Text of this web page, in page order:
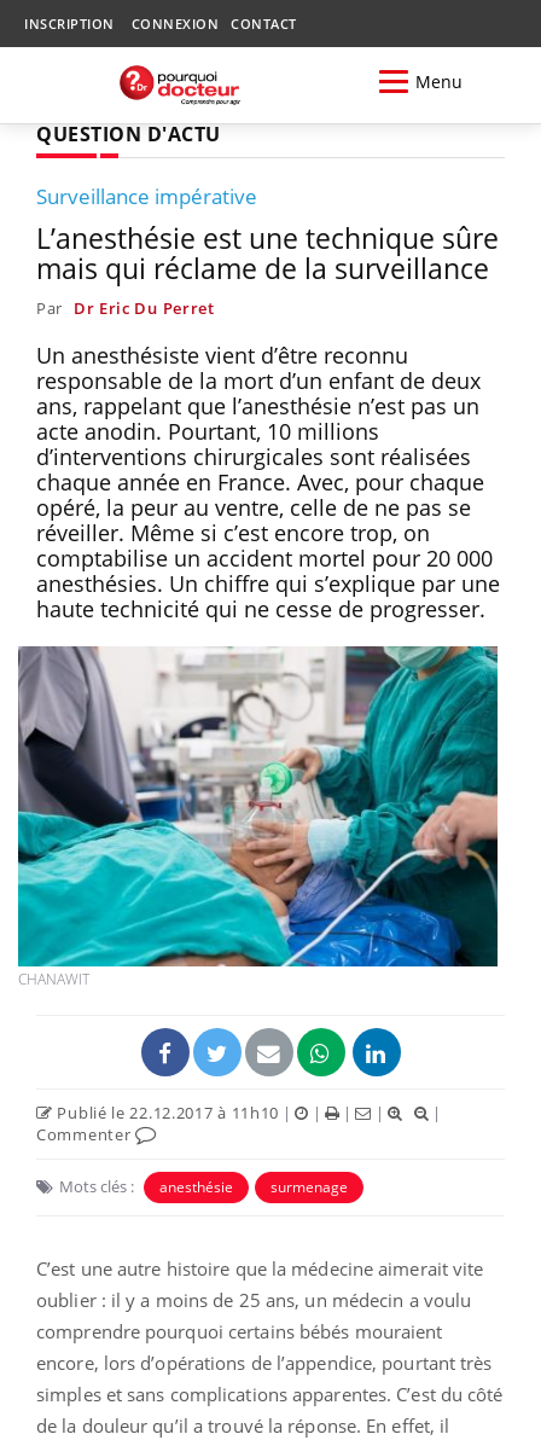
INSCRIPTION CONNEXION CONTACT
Menu
QUESTION D'ACTU
Surveillance impérative
L’anesthésie est une technique sûre
mais qui réclame de la surveillance
Par Dr Eric Du Perret
Un anesthésiste vient d’être reconnu
responsable de la mort d’un enfant de deux
ans, rappelant que l’anesthésie n’est pas un
acte anodin. Pourtant, 10 millions
d’interventions chirurgicales sont réalisées
chaque année en France. Avec, pour chaque
opéré, la peur au ventre, celle de ne pas se
réveiller. Même si c’est encore trop, on
comptabilise un accident mortel pour 20 000
anesthésies. Un chiffre qui s’explique par une
haute technicité qui ne cesse de progresser.
CHANAWIT
Publié le 22.12.2017 à 11h10 | | | |
|
Commenter
Mots clés : anesthésie surmenage
C’est une autre histoire que la médecine aimerait vite
oublier : il y a moins de 25 ans, un médecin a voulu
comprendre pourquoi certains bébés mouraient
encore, lors d’opérations de l’appendice, pourtant très
simples et sans complications apparentes. C’est du côté
de la douleur qu’il a trouvé la réponse. En effet, il